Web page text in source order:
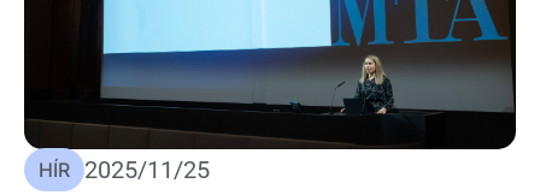
HÍR 2025/11/25